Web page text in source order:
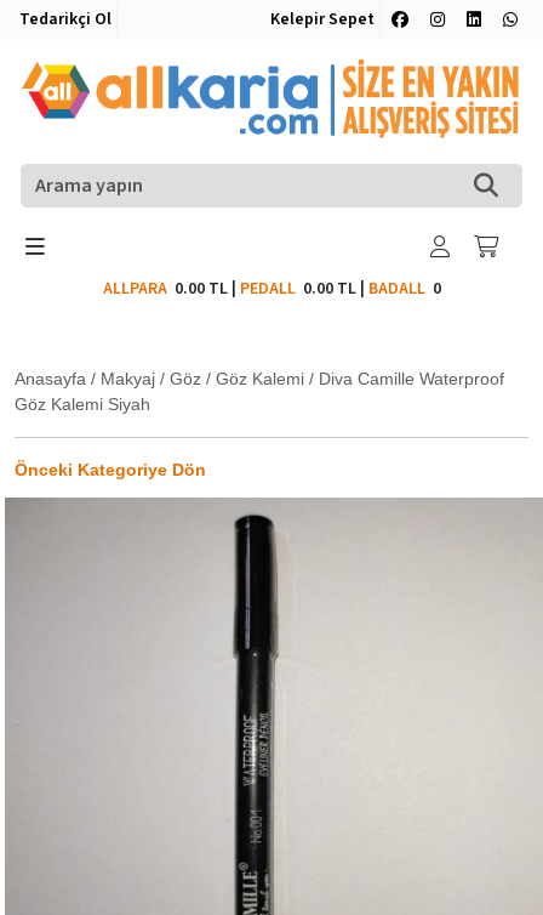
Tedarikçi Ol Kelepir Sepet
ALLPARA 0.00 TL| PEDALL 0.00 TL| BADALL0
Anasayfa / Makyaj / Göz / Göz Kalemi / Diva Camille Waterproof
Göz Kalemi Siyah
Önceki Kategoriye Dön